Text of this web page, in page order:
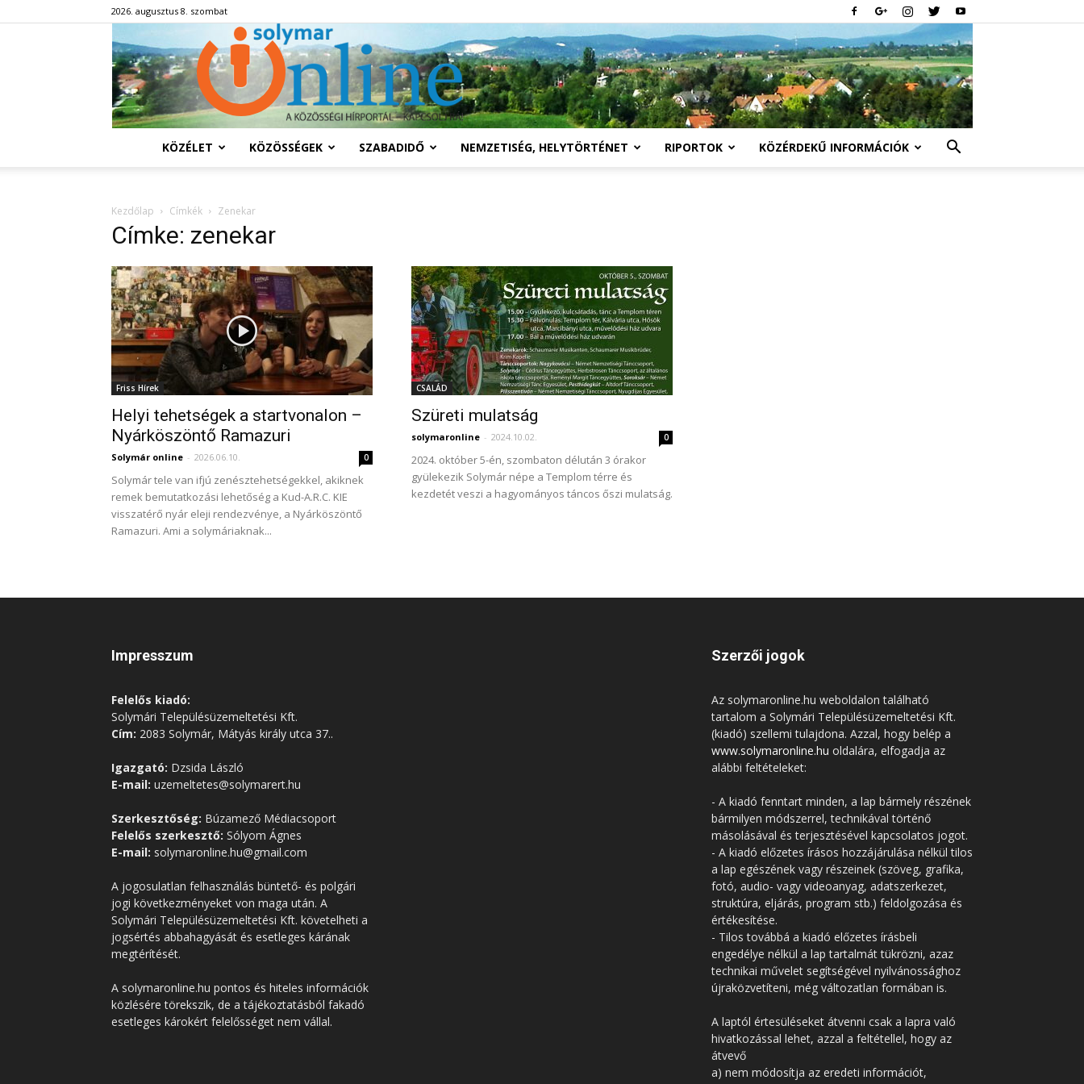
2026. augusztus 8. szombat
Solymár
KÖZÉLET KÖZÖSSÉGEK SZABADIDŐ NEMZETISÉG, HELYTÖRTÉNET RIPORTOK KÖZÉRDEKŰ INFORMÁCIÓK
Kezdőlap Címkék Zenekar
Címke: zenekar
Friss Hírek
Helyi tehetségek a startvonalon –
Nyárköszöntő Ramazuri
Solymár online - 2026.06.10. 0
Solymár tele van ifjú zenésztehetségekkel, akiknek
remek bemutatkozási lehetőség a Kud-A.R.C. KIE
visszatérő nyár eleji rendezvénye, a Nyárköszöntő
Ramazuri. Ami a solymáriaknak...
CSALÁD
Szüreti mulatság
solymaronline - 2024.10.02. 0
2024. október 5-én, szombaton délután 3 órakor
gyülekezik Solymár népe a Templom térre és
kezdetét veszi a hagyományos táncos őszi mulatság.
Impresszum
Felelős kiadó:
Solymári Településüzemeltetési Kft.
Cím: 2083 Solymár, Mátyás király utca 37..
Igazgató: Dzsida László
E-mail: uzemeltetes@solymarert.hu
Szerkesztőség: Búzamező Médiacsoport
Felelős szerkesztő: Sólyom Ágnes
E-mail: solymaronline.hu@gmail.com
A jogosulatlan felhasználás büntető- és polgári
jogi következményeket von maga után. A
Solymári Településüzemeltetési Kft. követelheti a
jogsértés abbahagyását és esetleges kárának
megtérítését.
A solymaronline.hu pontos és hiteles információk
közlésére törekszik, de a tájékoztatásból fakadó
esetleges károkért felelősséget nem vállal.
Szerzői jogok
Az solymaronline.hu weboldalon található
tartalom a Solymári Településüzemeltetési Kft.
(kiadó) szellemi tulajdona. Azzal, hogy belép a
www.solymaronline.hu oldalára, elfogadja az
alábbi feltételeket:
- A kiadó fenntart minden, a lap bármely részének
bármilyen módszerrel, technikával történő
másolásával és terjesztésével kapcsolatos jogot.
- A kiadó előzetes írásos hozzájárulása nélkül tilos
a lap egészének vagy részeinek (szöveg, grafika,
fotó, audio- vagy videoanyag, adatszerkezet,
struktúra, eljárás, program stb.) feldolgozása és
értékesítése.
- Tilos továbbá a kiadó előzetes írásbeli
engedélye nélkül a lap tartalmát tükrözni, azaz
technikai művelet segítségével nyilvánossághoz
újraközvetíteni, még változatlan formában is.
A laptól értesüléseket átvenni csak a lapra való
hivatkozással lehet, azzal a feltétellel, hogy az
átvevő
a) nem módosítja az eredeti információt,